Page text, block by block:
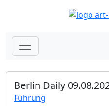
Berlin Daily
Führung